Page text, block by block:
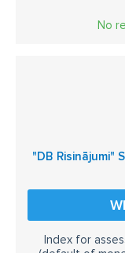
No
"DB Risinājumi"
Index for